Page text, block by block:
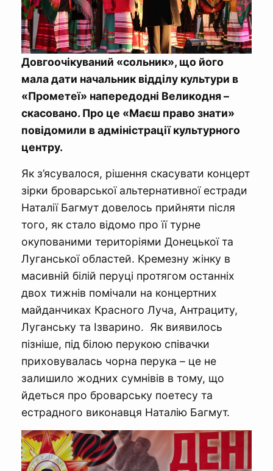
Довгоочікуваний «сольник», що його
мала дати начальник відділу культури в
«Прометеї» напередодні Великодня –
скасовано. Про це «Маєш право знати»
повідомили в адміністрації культурного
центру.
Як з’ясувалося, рішення скасувати концерт
зірки броварської альтернативної естради
Наталії Багмут довелось прийняти після
того, як стало відомо про її турне
окупованими територіями Донецької та
Луганської областей. Кремезну жінку в
масивній білій перуці протягом останніх
двох тижнів помічали на концертних
майданчиках Красного Луча, Антрациту,
Луганську та Ізварино. Як виявилось
пізніше, під білою перукою співачки
приховувалась чорна перука – це не
залишило жодних сумнівів в тому, що
йдеться про броварську поетесу та
естрадного виконавця Наталію Багмут.